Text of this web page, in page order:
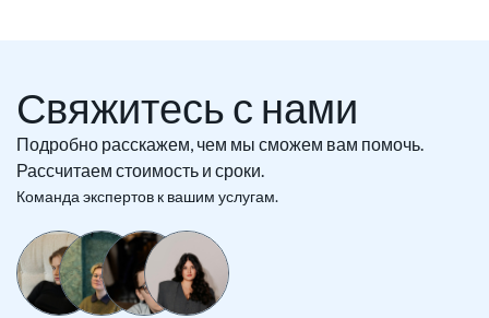
Свяжитесь с нами
Подробно расскажем, чем мы сможем вам помочь.
Рассчитаем стоимость и сроки.
Команда экспертов к вашим услугам.